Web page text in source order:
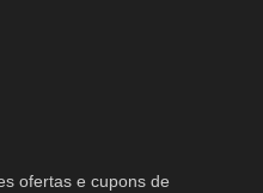
ofertas e cupons de